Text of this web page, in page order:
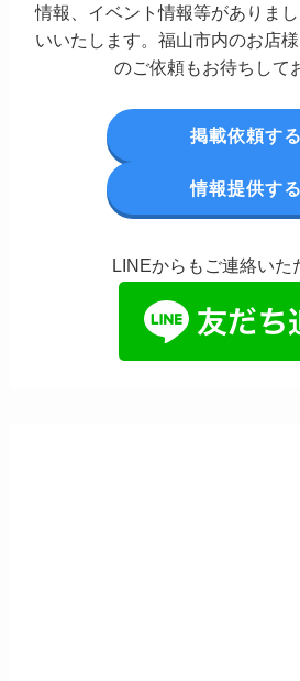
情報、イベント情報等がありま
いいたします。福山市内のお店
のご依頼もお待ちして
掲載依頼する
情報提供する
LINEからもご連絡いた